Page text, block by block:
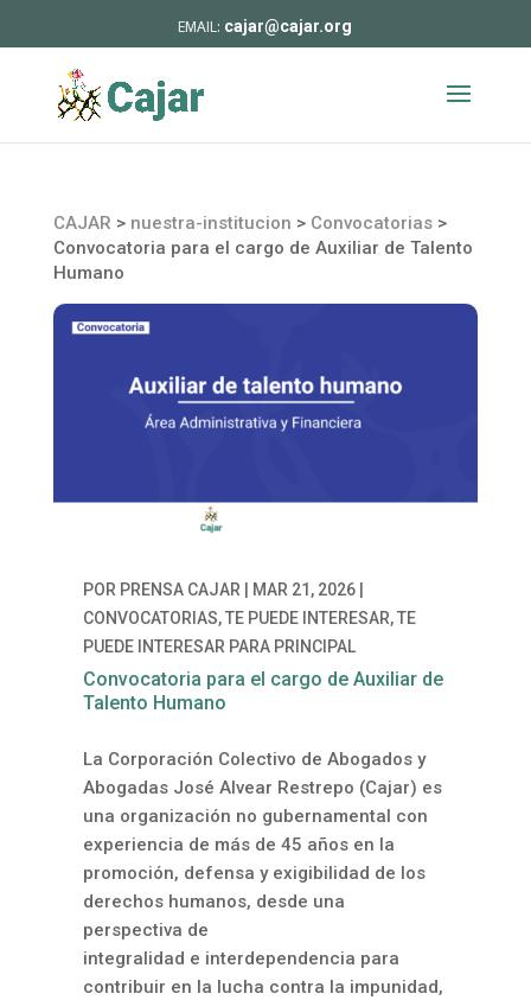
cajar@cajar.org
CAJAR > nuestra-institucion > Convocatorias>
Convocatoria para el cargo de Auxiliar de Talento
Humano
POR PRENSA CAJAR| MAR 21, 2026|
CONVOCATORIAS,TE PUEDE INTERESAR,TE
PUEDE INTERESAR PARA PRINCIPAL
Convocatoria para el cargo de Auxiliar de
Talento Humano
La Corporación Colectivo de Abogados y
Abogadas José Alvear Restrepo (Cajar) es
una organización no gubernamental con
experiencia de más de 45 años en la
promoción, defensa y exigibilidad de los
derechos humanos, desde una
perspectiva de
integralidad e interdependencia para
contribuir en la lucha contra la impunidad,